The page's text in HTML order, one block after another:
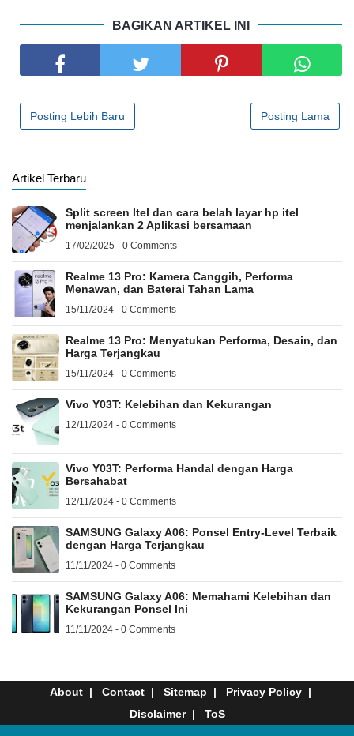
BAGIKAN ARTIKEL INI
Posting Lebih Baru Posting Lama
Artikel Terbaru
Split screen Itel dan cara belah layar hp itel
menjalankan 2 Aplikasi bersamaan
17/02/2025 - 0 Comments
Realme 13 Pro: Kamera Canggih, Performa
Menawan, dan Baterai Tahan Lama
15/11/2024 - 0 Comments
Realme 13 Pro: Menyatukan Performa, Desain, dan
Harga Terjangkau
15/11/2024 - 0 Comments
Vivo Y03T: Kelebihan dan Kekurangan
12/11/2024 - 0 Comments
Vivo Y03T: Performa Handal dengan Harga
Bersahabat
12/11/2024 - 0 Comments
SAMSUNG Galaxy A06: Ponsel Entry-Level Terbaik
dengan Harga Terjangkau
11/11/2024 - 0 Comments
SAMSUNG Galaxy A06: Memahami Kelebihan dan
Kekurangan Ponsel Ini
11/11/2024 - 0 Comments
About Contact Sitemap
Privacy Policy
Disclaimer
ToS